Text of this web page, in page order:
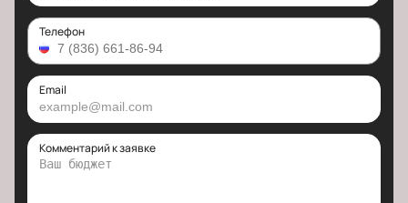
Телефон
Email
Комментарий к заявке